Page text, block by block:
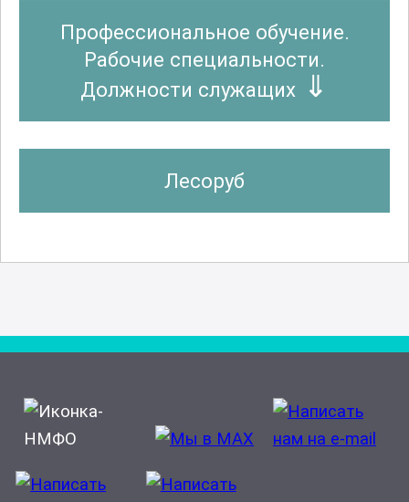
Профессиональное обучение.
Рабочие специальности.
Должности служащих
Лесоруб